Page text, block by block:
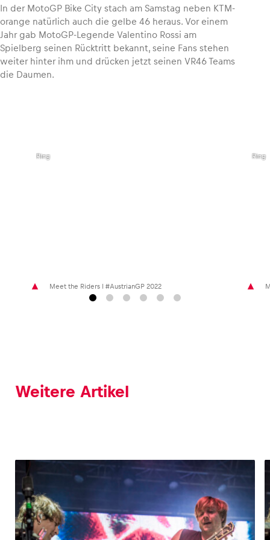
In der MotoGP Bike City stach am Samstag neben KTM-
orange natürlich auch die gelbe 46 heraus. Vor einem
Jahr gab MotoGP-Legende Valentino Rossi am
Spielberg seinen Rücktritt bekannt, seine Fans stehen
weiter hinter ihm und drücken jetzt seinen VR46 Teams
die Daumen.
Ring
Meet the Riders I #AustrianGP 2022
Ring
Weitere Artikel